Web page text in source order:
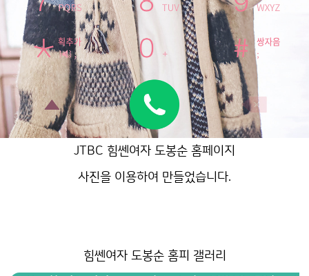
JTBC 힘쎈여자 도봉순 홈페이지
사진을 이용하여 만들었습니다.
힘쎈여자 도봉순 홈피 갤러리